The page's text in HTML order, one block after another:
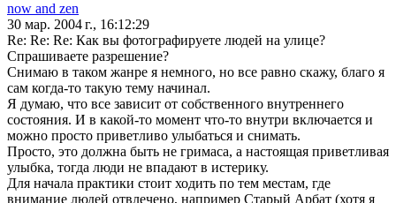
now and zen
30 мар. 2004 г., 16:12:29
Re: Re: Re: Как вы фотографируете людей на улице?
Спрашиваете разрешение?
Снимаю в таком жанре я немного, но все равно скажу, благо я
сам когда-то такую тему начинал.
Я думаю, что все зависит от собственного внутреннего
состояния. И в какой-то момент что-то внутри включается и
можно просто приветливо улыбаться и снимать.
Просто, это должна быть не гримаса, а настоящая приветливая
улыбка, тогда люди не впадают в истерику.
Для начала практики стоит ходить по тем местам, где
внимание людей отвлечено, например Старый Арбат (хотя я